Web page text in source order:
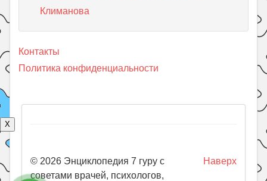
Климанова
Контакты
Политика конфиденциальности
X
Наверх
© 2026 Энциклопедия 7 гуру с
советами врачей, психологов,